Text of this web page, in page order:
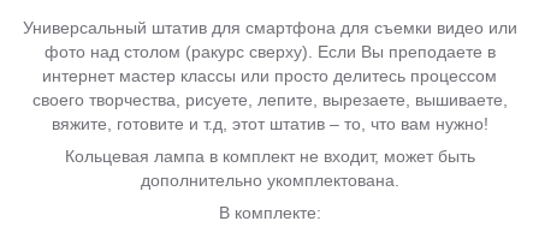
Универсальный штатив для смартфона для съемки видео или
фото над столом (ракурс сверху). Если Вы преподаете в
интернет мастер классы или просто делитесь процессом
своего творчества, рисуете, лепите, вырезаете, вышиваете,
вяжите, готовите и т.д, этот штатив – то, что вам нужно!
Кольцевая лампа в комплект не входит, может быть
дополнительно укомплектована.
В комплекте: